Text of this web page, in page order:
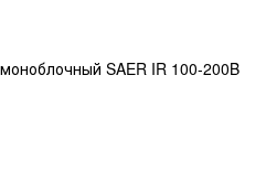
SAER IR 100-200B